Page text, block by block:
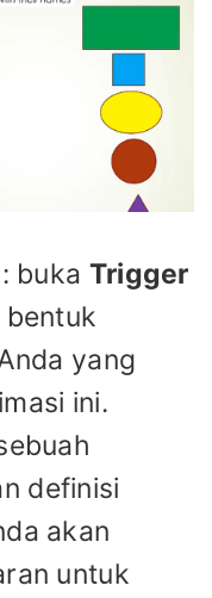
buka Trigger
bentuk
yang
ini.
definisi
akan
untuk